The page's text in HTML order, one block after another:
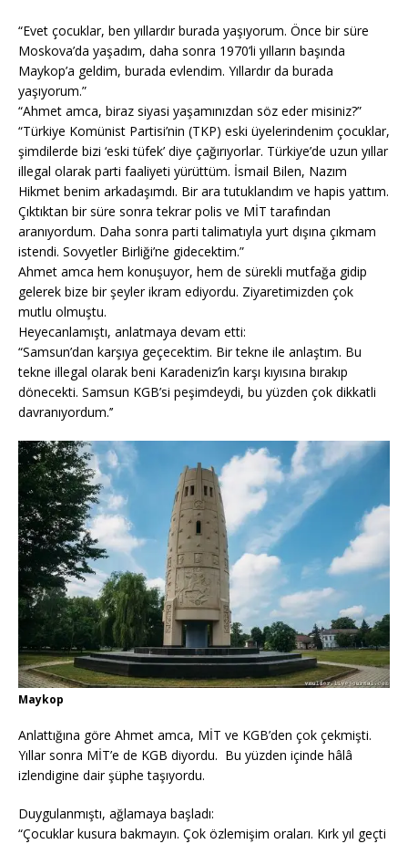
“Evet çocuklar, ben yıllardır burada yaşıyorum. Önce bir süre
Moskova’da yaşadım, daha sonra 1970’li yılların başında
Maykop’a geldim, burada evlendim. Yıllardır da burada
yaşıyorum.”
“Ahmet amca, biraz siyasi yaşamınızdan söz eder misiniz?”
“Türkiye Komünist Partisi’nin (TKP) eski üyelerindenim çocuklar,
şimdilerde bizi ‘eski tüfek’ diye çağırıyorlar. Türkiye’de uzun yıllar
illegal olarak parti faaliyeti yürüttüm. İsmail Bilen, Nazım
Hikmet benim arkadaşımdı. Bir ara tutuklandım ve hapis yattım.
Çıktıktan bir süre sonra tekrar polis ve MİT tarafından
aranıyordum. Daha sonra parti talimatıyla yurt dışına çıkmam
istendi. Sovyetler Birliği’ne gidecektim.”
Ahmet amca hem konuşuyor, hem de sürekli mutfağa gidip
gelerek bize bir şeyler ikram ediyordu. Ziyaretimizden çok
mutlu olmuştu.
Heyecanlamıştı, anlatmaya devam etti:
“Samsun’dan karşıya geçecektim. Bir tekne ile anlaştım. Bu
tekne illegal olarak beni Karadeniz’ìn karşı kıyısına bırakıp
dönecekti. Samsun KGB’si peşimdeydi, bu yüzden çok dikkatli
davranıyordum.’’
Maykop
Anlattığına göre Ahmet amca, MİT ve KGB’den çok çekmişti.
Yıllar sonra MİT’e de KGB diyordu. Bu yüzden içinde hâlâ
izlendigine dair şüphe taşıyordu.
Duygulanmıştı, ağlamaya başladı:
“Çocuklar kusura bakmayın. Çok özlemişim oraları. Kırk yıl geçti